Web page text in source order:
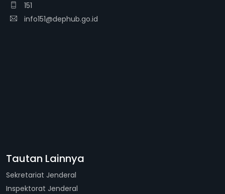
151
info151@dephub.go.id
Tautan Lainnya
Sekretariat Jenderal
Inspektorat Jenderal